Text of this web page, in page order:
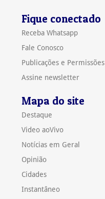
Fique conectado
Receba Whatsapp
Fale Conosco
Publicações e Permissões
Assine newsletter
Mapa do site
Destaque
Video aoVivo
Notícias em Geral
Opinião
Cidades
Instantâneo